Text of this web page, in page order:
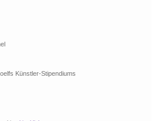
Künstler-Stipendiums